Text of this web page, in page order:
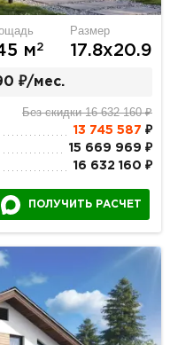
м2
Размер
17.8х20.9
₽/мес.
Без скидки 16 632 160 ₽
13 745 587 ₽
15 669 969 ₽
16 632 160 ₽
ПОЛУЧИТЬ РАСЧЕТ